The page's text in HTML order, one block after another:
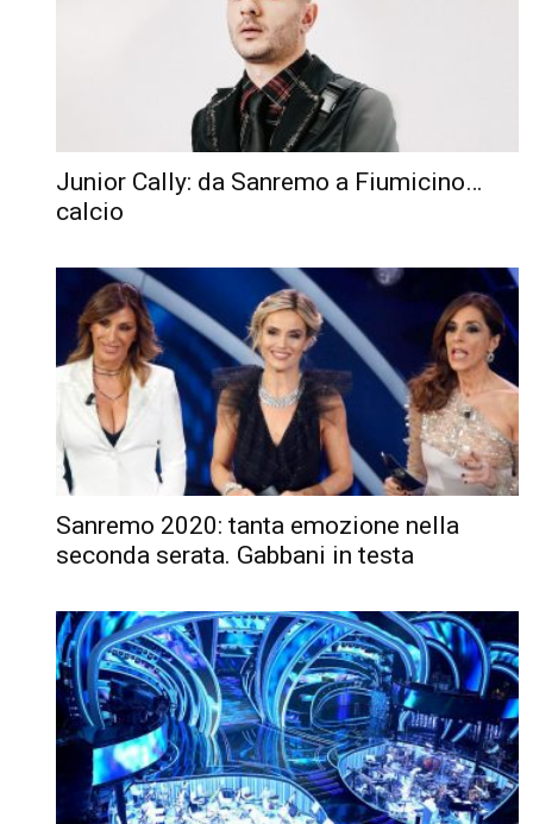
Junior Cally: da Sanremo a Fiumicino…
calcio
Sanremo 2020: tanta emozione nella
seconda serata. Gabbani in testa